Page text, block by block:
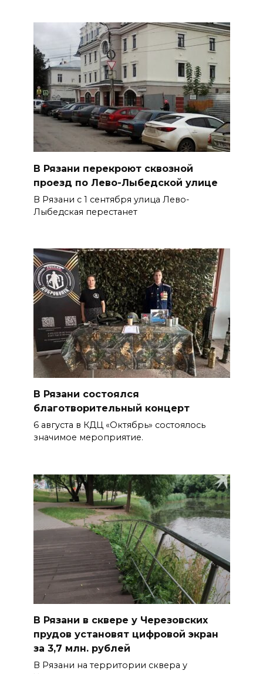
В Рязани перекроют сквозной
проезд по Лево-Лыбедской улице
В Рязани с 1 сентября улица Лево-
Лыбедская перестанет
В Рязани состоялся
благотворительный концерт
6 августа в КДЦ «Октябрь» состоялось
значимое мероприятие.
В Рязани в сквере у Черезовских
прудов установят цифровой экран
за 3,7 млн. рублей
В Рязани на территории сквера у